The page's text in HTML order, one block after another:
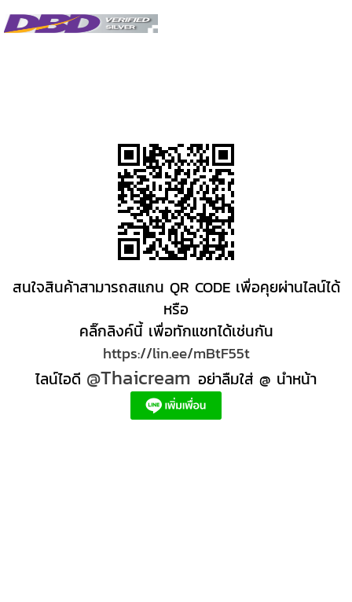
สนใจสินค้าสามารถสแกน QR CODE เพื่อคุยผ่านไลน์ได้
หรือ
คลิ๊กลิงค์นี้ เพื่อทักแชทได้เช่นกัน
https://lin.ee/mBtF55t
ไลน์ไอดี @Thaicream อย่าลืมใส่ @ นำหน้า